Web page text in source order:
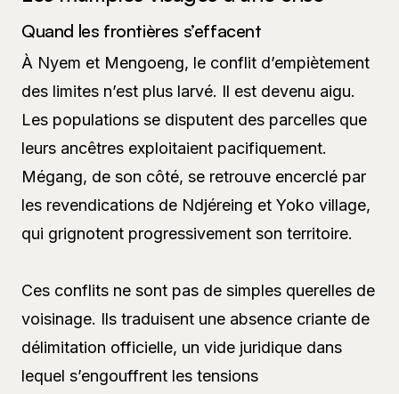
Quand les frontières s’effacent
À Nyem et Mengoeng, le conflit d’empiètement
des limites n’est plus larvé. Il est devenu aigu.
Les populations se disputent des parcelles que
leurs ancêtres exploitaient pacifiquement.
Mégang, de son côté, se retrouve encerclé par
les revendications de Ndjéreing et Yoko village,
qui grignotent progressivement son territoire.
Ces conflits ne sont pas de simples querelles de
voisinage. Ils traduisent une absence criante de
délimitation officielle, un vide juridique dans
lequel s’engouffrent les tensions